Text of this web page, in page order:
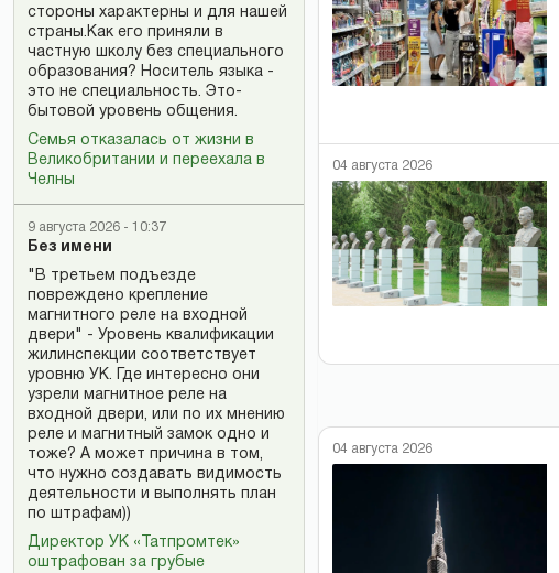
стороны характерны и для нашей
страны.Как его приняли в
частную школу без специального
образования? Носитель языка -
это не специальность. Это-
бытовой уровень общения.
Семья отказалась от жизни в
Великобритании и переехала в
Челны
9 августа 2026 - 10:37
Без имени
"В третьем подъезде
повреждено крепление
магнитного реле на входной
двери" - Уровень квалификации
жилинспекции соответствует
уровню УК. Где интересно они
узрели магнитное реле на
входной двери, или по их мнению
реле и магнитный замок одно и
тоже? А может причина в том,
что нужно создавать видимость
деятельности и выполнять план
по штрафам))
Директор УК «Татпромтек»
оштрафован за грубые
04 августа 2026
04 августа 2026